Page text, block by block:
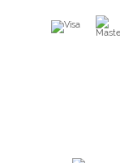
Kimidori PRINT,